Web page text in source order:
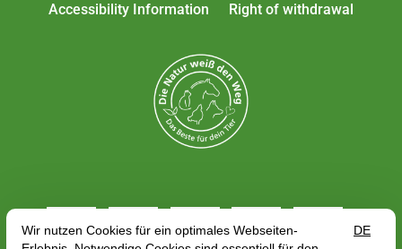
Accessibility Information
Right of withdrawal